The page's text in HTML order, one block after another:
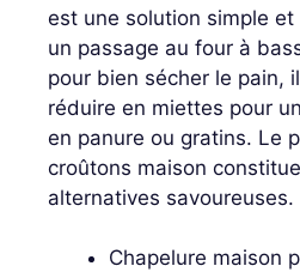
est une solution simple
un passage au four à
pour bien sécher le pain,
réduire en miettes pour
en panure ou gratins. Le
croûtons maison
alternatives savoureuses.
Chapelure maison